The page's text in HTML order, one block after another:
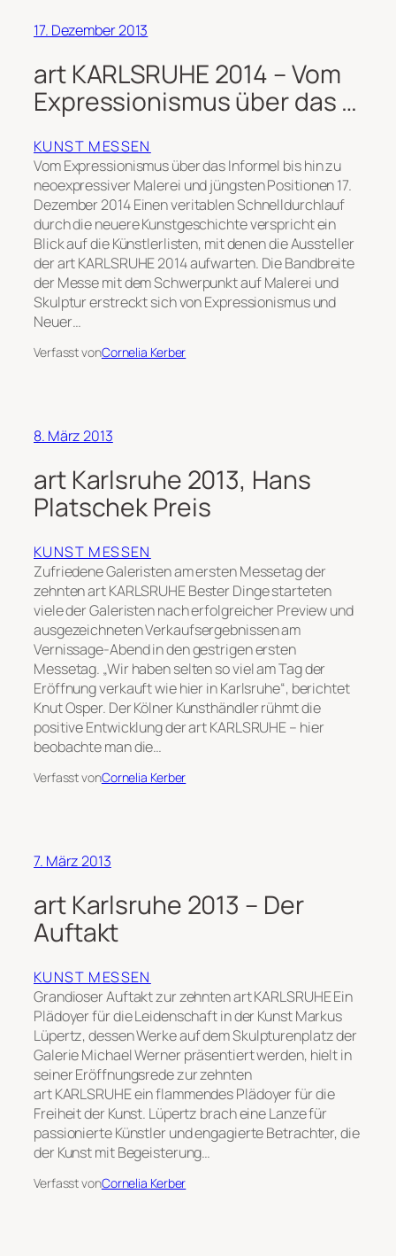
17. Dezember 2013
art KARLSRUHE 2014 – Vom
Expressionismus über das …
KUNST MESSEN
Vom Expressionismus über das Informel bis hin zu
neoexpressiver Malerei und jüngsten Positionen 17.
Dezember 2014 Einen veritablen Schnelldurchlauf
durch die neuere Kunstgeschichte verspricht ein
Blick auf die Künstlerlisten, mit denen die Aussteller
der art KARLSRUHE 2014 aufwarten. Die Bandbreite
der Messe mit dem Schwerpunkt auf Malerei und
Skulptur erstreckt sich von Expressionismus und
Neuer…
Verfasst vonCornelia Kerber
8. März 2013
art Karlsruhe 2013, Hans
Platschek Preis
KUNST MESSEN
Zufriedene Galeristen am ersten Messetag der
zehnten art KARLSRUHE Bester Dinge starteten
viele der Galeristen nach erfolgreicher Preview und
ausgezeichneten Verkaufsergebnissen am
Vernissage-Abend in den gestrigen ersten
Messetag. „Wir haben selten so viel am Tag der
Eröffnung verkauft wie hier in Karlsruhe“, berichtet
Knut Osper. Der Kölner Kunsthändler rühmt die
positive Entwicklung der art KARLSRUHE – hier
beobachte man die…
Verfasst vonCornelia Kerber
7. März 2013
art Karlsruhe 2013 – Der
Auftakt
KUNST MESSEN
Grandioser Auftakt zur zehnten art KARLSRUHE Ein
Plädoyer für die Leidenschaft in der Kunst Markus
Lüpertz, dessen Werke auf dem Skulpturenplatz der
Galerie Michael Werner präsentiert werden, hielt in
seiner Eröffnungsrede zur zehnten
art KARLSRUHE ein flammendes Plädoyer für die
Freiheit der Kunst. Lüpertz brach eine Lanze für
passionierte Künstler und engagierte Betrachter, die
der Kunst mit Begeisterung…
Verfasst vonCornelia Kerber